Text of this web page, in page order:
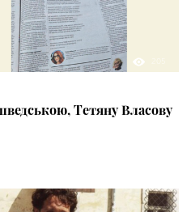
Тетяну Власову